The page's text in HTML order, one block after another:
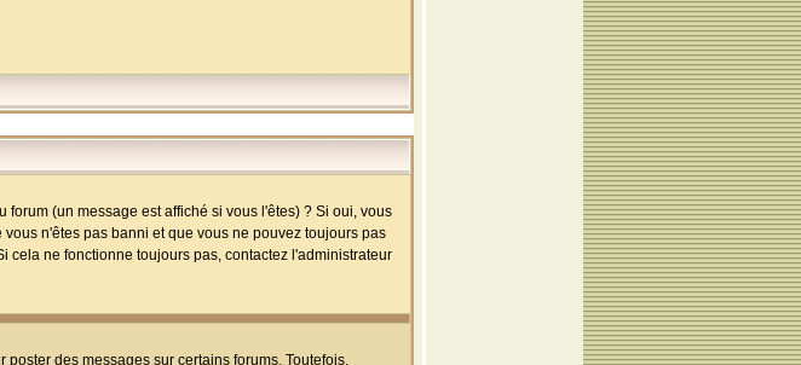
(un message est affiché si vous l'êtes) ? Si oui, vous
n'êtes pas banni et que vous ne pouvez toujours pas
cela ne fonctionne toujours pas, contactez l'administrateur
des messages sur certains forums. Toutefois,